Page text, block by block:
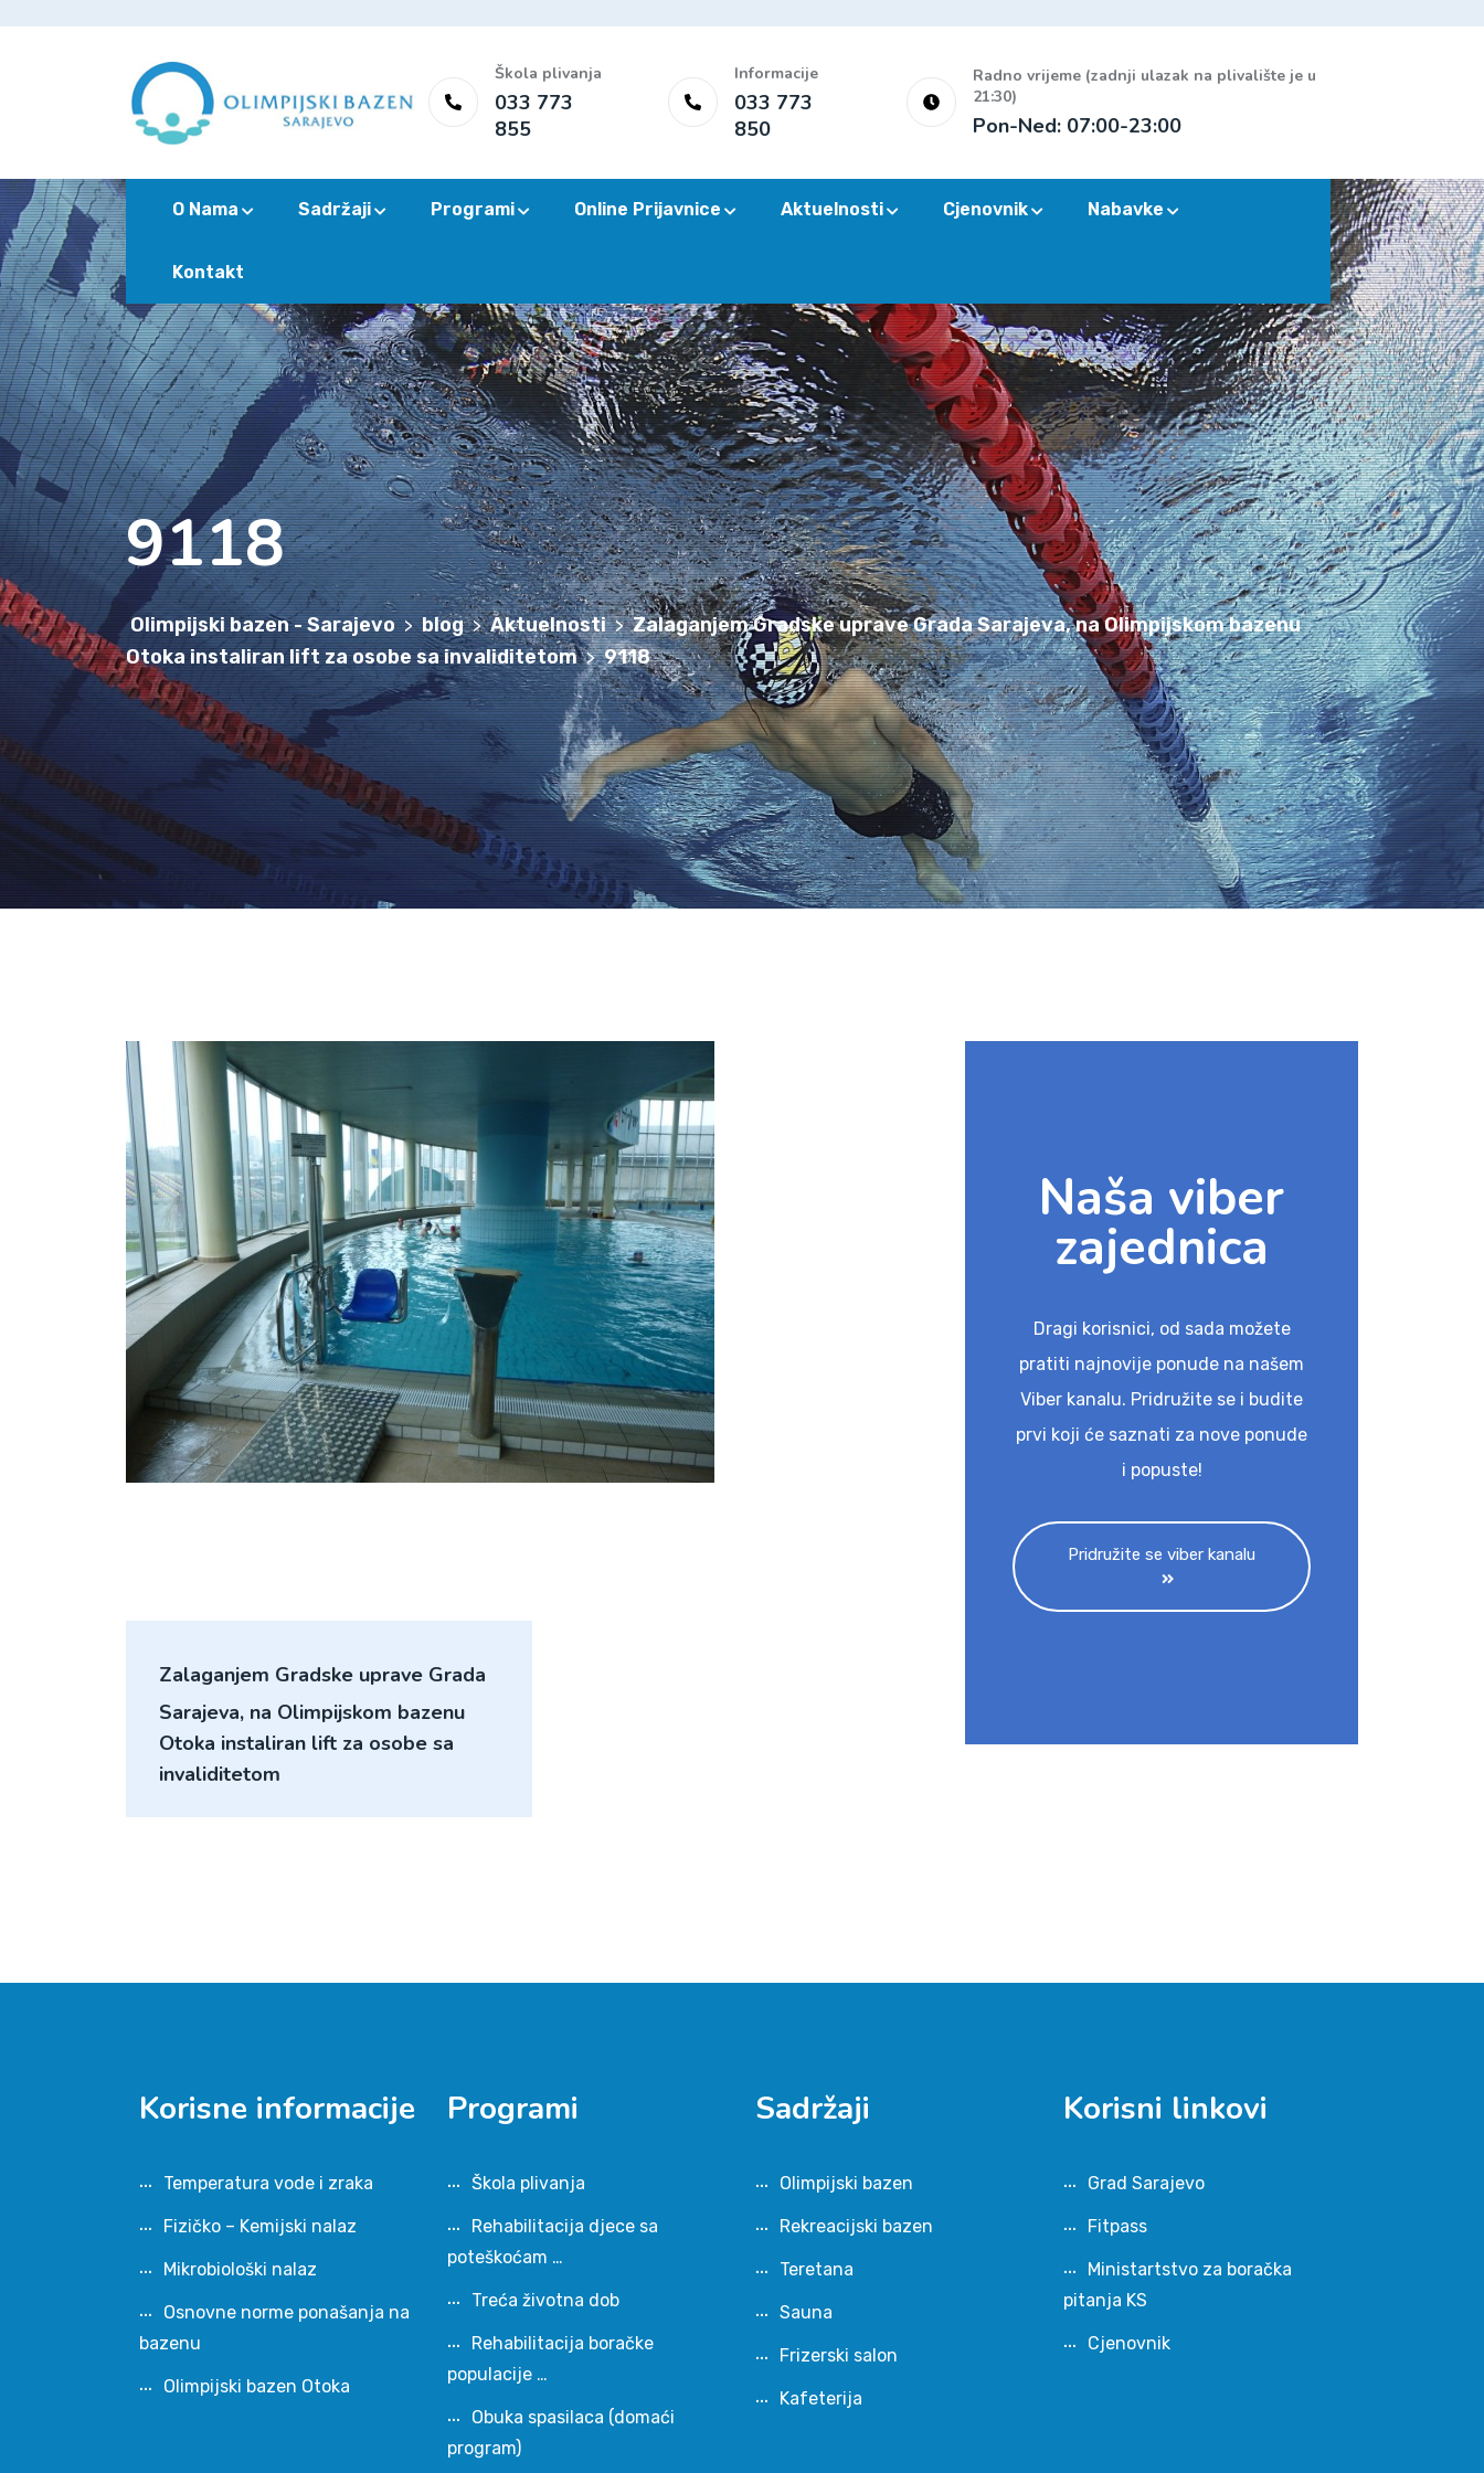
Škola plivanja
033 773
855
Informacije
033 773
850
Radno vrijeme (zadnji ulazak na plivalište je u
21:30)
Pon-Ned: 07:00-23:00
O Nama Sadržaji Programi Online Prijavnice Aktuelnosti Cjenovnik Nabavke
Kontakt
9118
Olimpijski bazen - Sarajevo > blog > Aktuelnosti > Zalaganjem Gradske uprave Grada Sarajeva, na Olimpijskom bazenu
Otoka instaliran lift za osobe sa invaliditetom > 9118
Zalaganjem Gradske uprave Grada
Sarajeva, na Olimpijskom bazenu
Otoka instaliran lift za osobe sa
invaliditetom
Naša viber
zajednica
Dragi korisnici, od sada možete
pratiti najnovije ponude na našem
Viber kanalu. Pridružite se i budite
prvi koji će saznati za nove ponude
i popuste!
Pridružite se viber kanalu
Korisne informacije
Temperatura vode i zraka
Fizičko – Kemijski nalaz
Mikrobiološki nalaz
Osnovne norme ponašanja na
bazenu
Olimpijski bazen Otoka
Programi
Škola plivanja
Rehabilitacija djece sa
poteškoćam …
Treća životna dob
Rehabilitacija boračke
populacije …
Obuka spasilaca (domaći
program)
Sadržaji
Olimpijski bazen
Rekreacijski bazen
Teretana
Sauna
Frizerski salon
Kafeterija
Korisni linkovi
Grad Sarajevo
Fitpass
Ministartstvo za boračka
pitanja KS
Cjenovnik